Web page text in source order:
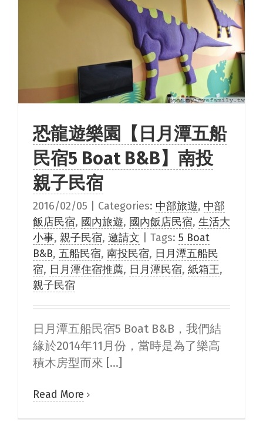
恐龍遊樂園【日月潭五船
民宿5 Boat B&B】南投
親子民宿
2016/02/05 Categories: 中部旅遊, 中部
飯店民宿, 國內旅遊, 國內飯店民宿, 生活大
小事, 親子民宿, 邀請文 Tags: 5 Boat
B&B, 五船民宿, 南投民宿, 日月潭五船民
宿, 日月潭住宿推薦, 日月潭民宿, 紙箱王,
親子民宿
日月潭五船民宿5 Boat B&B，我們結
緣於2014年11月份，當時是為了樂高
積木房型而來 [...]
Read More